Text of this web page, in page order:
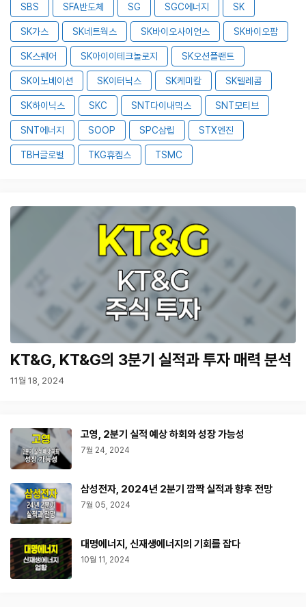
SBS SFA반도체 SG SGC에너지 SK
SK가스 SK네트웍스 SK바이오사이언스 SK바이오팜
SK스퀘어 SK아이이테크놀로지 SK오션플랜트
SK이노베이션 SK이터닉스 SK케미칼 SK텔레콤
SK하이닉스 SKC SNT다이내믹스 SNT모티브
SNT에너지 SOOP SPC삼립 STX엔진
TBH글로벌 TKG휴켐스 TSMC
KT&G, KT&G의 3분기 실적과 투자 매력 분석
11월 18, 2024
고영, 2분기 실적 예상 하회와 성장 가능성
7월 24, 2024
삼성전자, 2024년 2분기 깜짝 실적과 향후 전망
7월 05, 2024
대명에너지, 신재생에너지의 기회를 잡다
10월 11, 2024